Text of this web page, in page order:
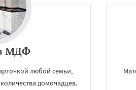
Серпухов
МДФ
любой семьи,
домочадцев.